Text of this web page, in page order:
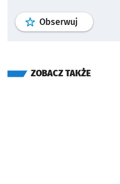
Obserwuj profil
ZOBACZ TAKŻE